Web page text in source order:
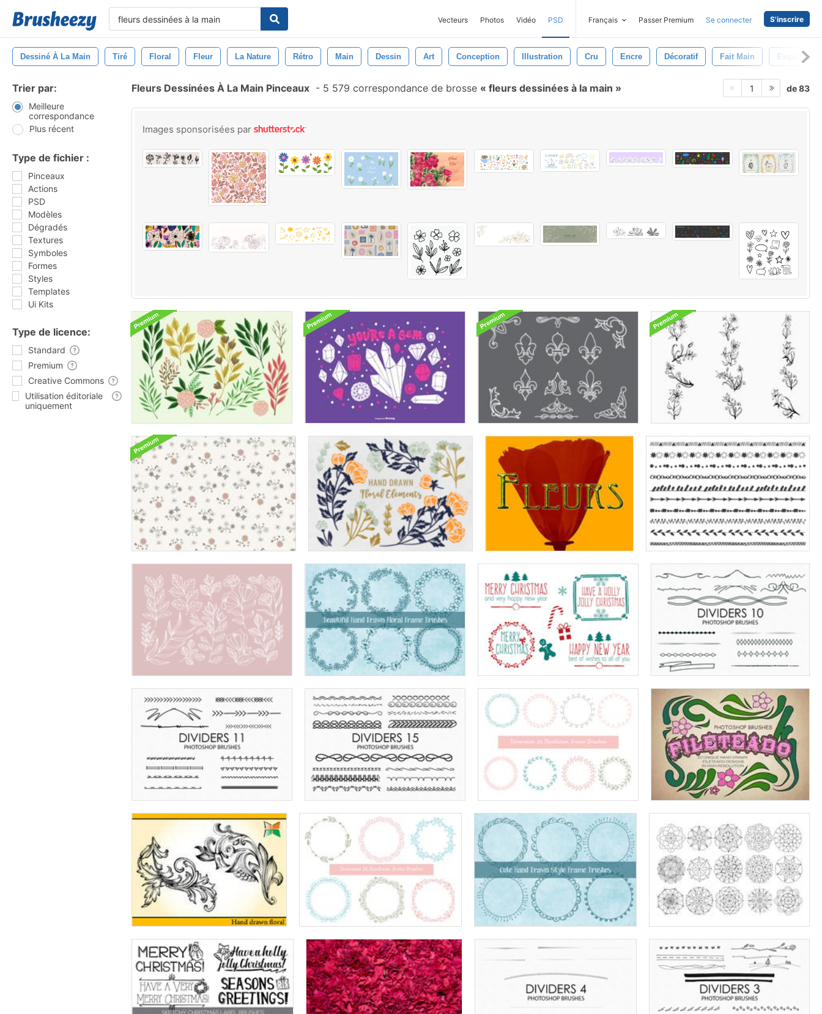
Vecteurs Photos Vidéo PSD Français Passer Premium Se connecter S'inscrire
Dessiné À La Main Tiré Floral Fleur La Nature Rétro Main Dessin Art Conception Illustration Cru Encre Décoratif Fait Main Esquisser
Trier par:
Meilleure
correspondance
Plus récent
Type de fichier :
Pinceaux
Actions
PSD
Modèles
Dégradés
Textures
Symboles
Formes
Styles
Templates
Ui Kits
Type de licence:
Standard
Premium
Creative Commons
Utilisation éditoriale
uniquement
Fleurs Dessinées À La Main Pinceaux - 5 579 correspondance de brosse fleurs dessinées à la main 1 de 83
Images sponsorisées par